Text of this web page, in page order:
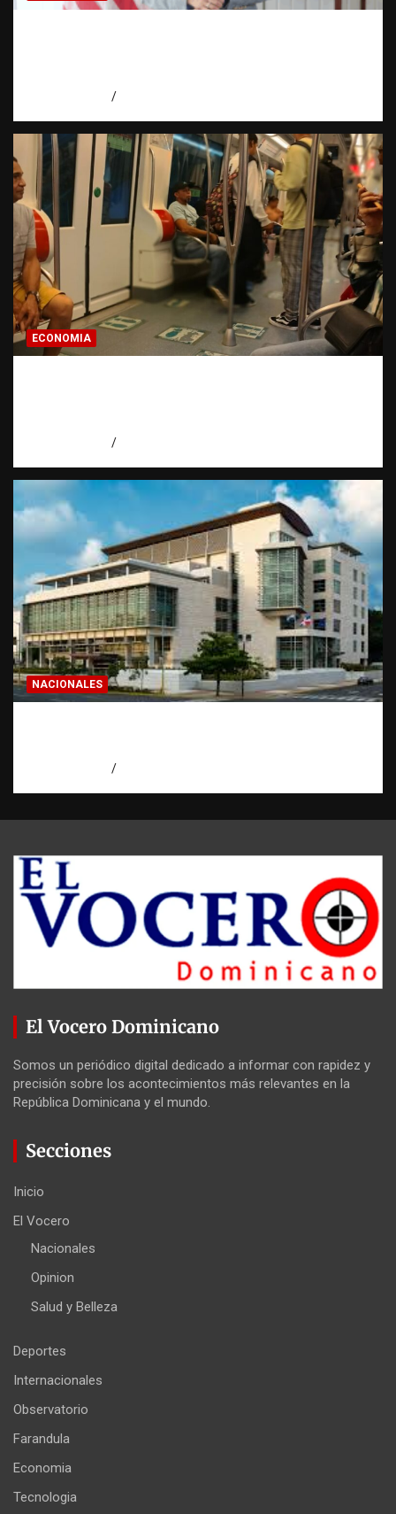
ECONOMIA
NACIONALES
El Vocero Dominicano
Somos un periódico digital dedicado a informar con rapidez y
precisión sobre los acontecimientos más relevantes en la
República Dominicana y el mundo.
Secciones
Inicio
El Vocero
Nacionales
Opinion
Salud y Belleza
Deportes
Internacionales
Observatorio
Farandula
Economia
Tecnologia